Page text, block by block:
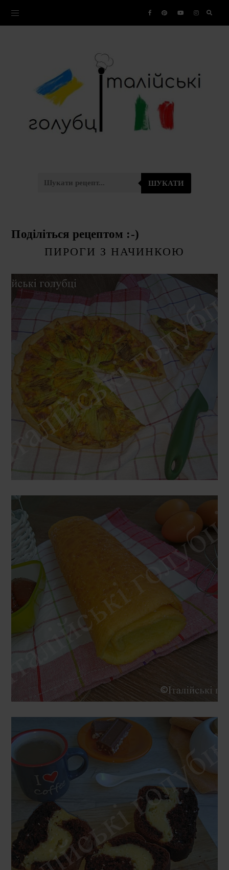
ШУКАТИ
Поділіться рецептом :-)
ПИРОГИ З НАЧИНКОЮ
СУБОТА, 8 СЕРПНЯ 2020 Р.
КІШ ІЗ ЦВІТОМ ГАРБУЗА
(QUICHE AI FIORI DI ZUCCA)
СЕРЕДА, 15 КВІТНЯ 2020 Р.
ТІСТО ДЛЯ БІСКВІТНОГО
РУЛЕТА (JAM ROLY-POLY)
ПʼЯТНИЦЯ, 28 ЛЮТОГО 2020 Р.
ШОКОЛАДНИЙ КЕКС З СИРНОЮ
НАЧИНКОЮ (TORTA AL CACAO
CON CUORE DI RICOTTA)